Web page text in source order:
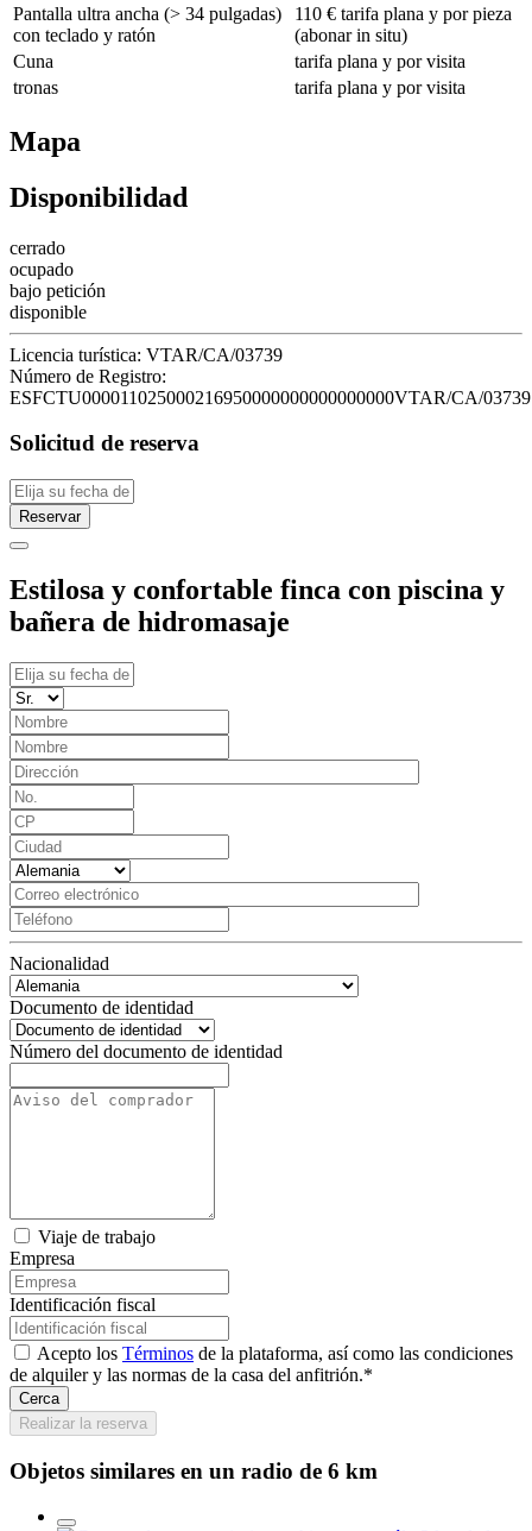
Pantalla ultra ancha (> 34 pulgadas)
con teclado y ratón
110 € tarifa plana y por pieza
(abonar in situ)
Cuna
tarifa plana y por visita
tronas
tarifa plana y por visita
Mapa
Disponibilidad
cerrado
ocupado
bajo petición
disponible
Licencia turística: VTAR/CA/03739
Número de Registro:
ESFCTU000011025000216950000000000000000VTAR/CA/
Solicitud de reserva
Reservar
Estilosa y confortable finca con piscina y
bañera de hidromasaje
Nacionalidad
Documento de identidad
Número del documento de identidad
Viaje de trabajo
Empresa
Identificación fiscal
Acepto los Términos de la plataforma, así como las condiciones
de alquiler y las normas de la casa del anfitrión.*
Cerca
Realizar la reserva
Objetos similares en un radio de 6 km